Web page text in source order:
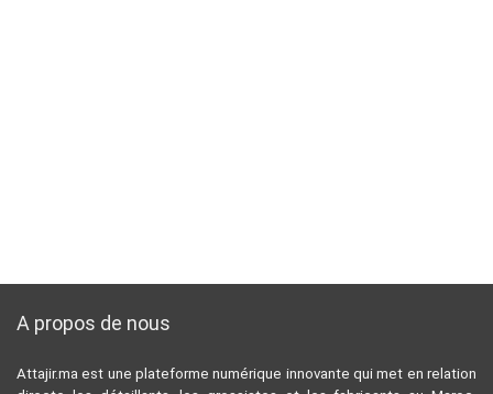
A propos de nous
Attajir.ma est une plateforme numérique innovante qui met en relation